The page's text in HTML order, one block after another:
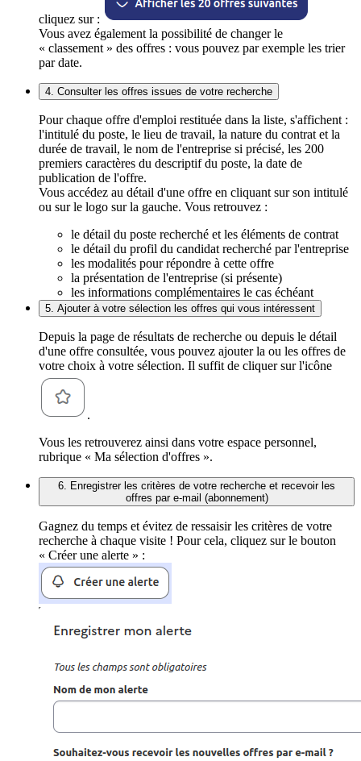
cliquez sur :
Vous avez également la possibilité de changer le
« classement » des offres : vous pouvez par exemple les trier
par date.
4. Consulter les offres issues de votre recherche
Pour chaque offre d'emploi restituée dans la liste, s'affichent :
l'intitulé du poste, le lieu de travail, la nature du contrat et la
durée de travail, le nom de l'entreprise si précisé, les 200
premiers caractères du descriptif du poste, la date de
publication de l'offre.
Vous accédez au détail d'une offre en cliquant sur son intitulé
ou sur le logo sur la gauche. Vous retrouvez :
le détail du poste recherché et les éléments de contrat
le détail du profil du candidat recherché par l'entreprise
les modalités pour répondre à cette offre
la présentation de l'entreprise (si présente)
les informations complémentaires le cas échéant
5. Ajouter à votre sélection les offres qui vous intéressent
Depuis la page de résultats de recherche ou depuis le détail
d'une offre consultée, vous pouvez ajouter la ou les offres de
votre choix à votre sélection. Il suffit de cliquer sur l'icône
.
Vous les retrouverez ainsi dans votre espace personnel,
rubrique « Ma sélection d'offres ».
6. Enregistrer les critères de votre recherche et recevoir les
offres par e-mail (abonnement)
Gagnez du temps et évitez de ressaisir les critères de votre
recherche à chaque visite ! Pour cela, cliquez sur le bouton
« Créer une alerte » :